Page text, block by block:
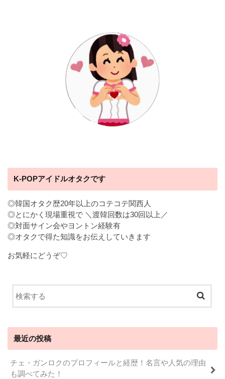
K-POPアイドルオタクです
◎韓国オタク歴20年以上のコテコテ関西人
◎とにかく現場重視で ＼渡韓回数は30回以上／
◎対面サイン会やヨントン経験有
◎オタクで得た知識をお伝えしていきます
お気軽にどうぞ♡
最近の投稿
チェ・ガンロクのプロフィールと経歴！名言や人気の理由
も調べてみた！